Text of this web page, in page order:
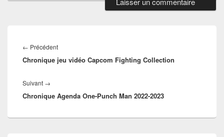
de
l’article
← PrécédentArticle
précédent :
Chronique jeu vidéo Capcom Fighting Collection
Suivant →
suivant :
Chronique Agenda One-Punch Man 2022-2023